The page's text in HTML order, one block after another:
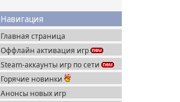
Steam-Rip
Навигация
Главная страница
Оффлайн активация игр
Steam-аккаунты игр по сети
Горячие новинки
Анонсы новых игр